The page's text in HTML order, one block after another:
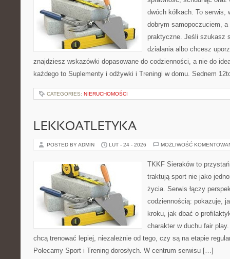
dwóch kółkach. To serwis,
dobrym samopoczuciem,
praktyczne. Jeśli szukasz
działania albo chcesz
znajdziesz wskazówki dopasowane do codzienności, a nie do
każdego to Suplementy i odżywki i Treningi w domu. Sednem
CATEGORIES: NIERUCHOMOŚCI
LEKKOATLETYKA
POSTED BY ADMIN LUT - 24 - 2026 MOŻLIWOŚĆ
TKKF Sieraków to
traktują sport nie jako
życia. Serwis łączy
codziennością: pokazuje,
kroku, jak dbać o
charakter w duchu fair
chcą trenować lepiej, niezależnie od tego, czy są na etapie
Polecamy Sport i Trening dorosłych. W centrum serwisu […]